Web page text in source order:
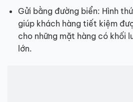
Gửi bằng đường biển: Hình
giúp khách hàng tiết kiệm
cho những mặt hàng có khối
lớn.